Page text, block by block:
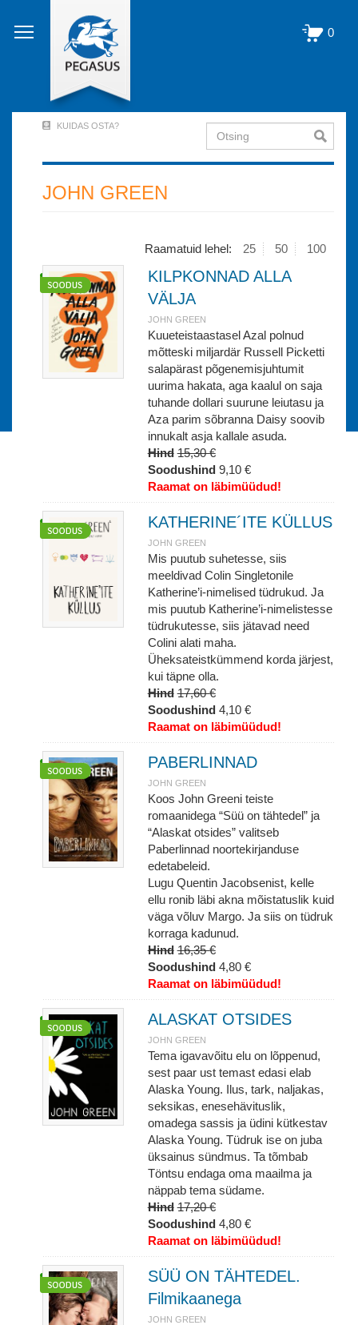
edasi
põhisisu
0
Account
Menu
KUIDAS OSTA? Otsing
JOHN GREEN
Raamatuid lehel: 25 50 100
KILPKONNAD ALLA
VÄLJA
JOHN GREEN
Kuueteistaastasel Azal polnud
mõtteski miljardär Russell Picketti
salapärast põgenemisjuhtumit
uurima hakata, aga kaalul on saja
tuhande dollari suurune leiutasu ja
Aza parim sõbranna Daisy soovib
innukalt asja kallale asuda.
Hind 15,30 €
Soodushind 9,10 €
Raamat on läbimüüdud!
KATHERINE´ITE KÜLLUS
JOHN GREEN
Mis puutub suhetesse, siis
meeldivad Colin Singletonile
Katherine’i-nimelised tüdrukud. Ja
mis puutub Katherine’i-nimelistesse
tüdrukutesse, siis jätavad need
Colini alati maha.
Üheksateistkümmend korda järjest,
kui täpne olla.
Hind 17,60 €
Soodushind 4,10 €
Raamat on läbimüüdud!
PABERLINNAD
JOHN GREEN
Koos John Greeni teiste
romaanidega “Süü on tähtedel” ja
“Alaskat otsides” valitseb
Paberlinnad noortekirjanduse
edetabeleid.
Lugu Quentin Jacobsenist, kelle
ellu ronib läbi akna mõistatuslik kuid
väga võluv Margo. Ja siis on tüdruk
korraga kadunud.
Hind 16,35 €
Soodushind 4,80 €
Raamat on läbimüüdud!
ALASKAT OTSIDES
JOHN GREEN
Tema igavavõitu elu on lõppenud,
sest paar ust temast edasi elab
Alaska Young. Ilus, tark, naljakas,
seksikas, enesehävituslik,
omadega sassis ja üdini kütkestav
Alaska Young. Tüdruk ise on juba
üksainus sündmus. Ta tõmbab
Töntsu endaga oma maailma ja
näppab tema südame.
Hind 17,20 €
Soodushind 4,80 €
Raamat on läbimüüdud!
SÜÜ ON TÄHTEDEL.
Filmikaanega
JOHN GREEN